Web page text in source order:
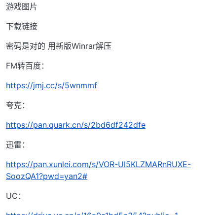
游戏图片
下载链接
密码是对的 用新版Winrar解压
FM转百度：
https://jmj.cc/s/5wnmmf
夸克：
https://pan.quark.cn/s/2bd6df242dfe
迅雷：
https://pan.xunlei.com/s/VOR-Ul5KLZMARnRUXE-
SoozQA1?pwd=yan2#
UC：